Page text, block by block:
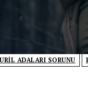
ADALARI SORUNU